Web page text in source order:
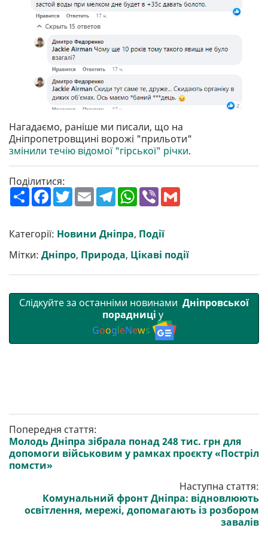
Нагадаємо, раніше ми писали, що на
Дніпропетровщині ворожі "прильоти"
змінили течію відомої "гірської" річки.
Поділитися:
П
о
р
и
т
и
F
a
b
o
o
k
T
w
t
e
r
E
m
l
T
e
g
r
a
m
W
h
s
A
p
p
V
r
Категорії: Новини Дніпра, Події
Мітки: Дніпро, Природа, Цікаві події
Слідкуйте за останніми новинами Дніпровської
порадниці у
GoogleNews
Попередня стаття:
Молодь Дніпра зібрала понад 248 тис. грн для
допомоги військовим у рамках проєкту «Постріл
помсти»
Наступна стаття:
Комунальний фронт Дніпра: відновлюють
освітлення, мережі, допомагають із розбором
завалів